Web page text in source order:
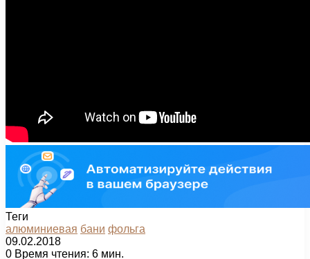
Теги
алюминиевая бани фольга
09.02.2018
0 Время чтения: 6 мин.